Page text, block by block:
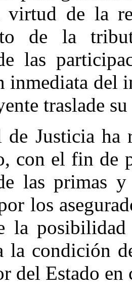
virtud de la
de la
las
inmediata del
traslade
de Justicia ha
con el fin de
las primas
los
la
la condición
del Estado